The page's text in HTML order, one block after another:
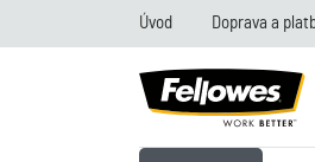
Úvod Doprava a